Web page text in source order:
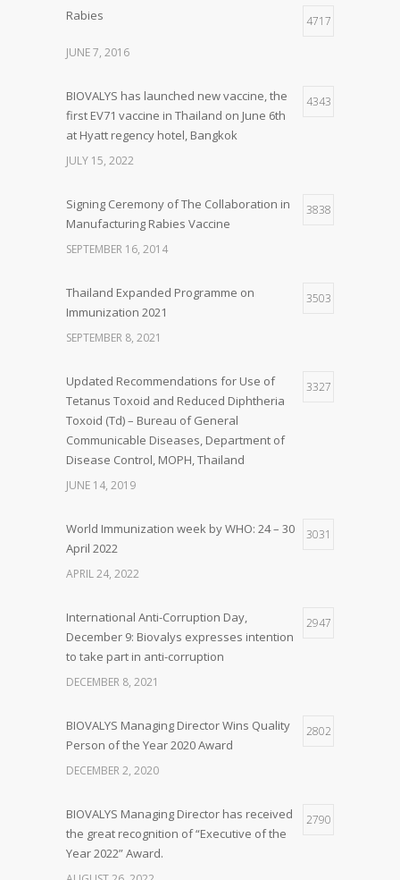
Rabies 4717
JUNE 7, 2016
BIOVALYS has launched new vaccine, the
first EV71 vaccine in Thailand on June 6th
at Hyatt regency hotel, Bangkok
4343
JULY 15, 2022
Signing Ceremony of The Collaboration in
Manufacturing Rabies Vaccine
3838
SEPTEMBER 16, 2014
Thailand Expanded Programme on
Immunization 2021
3503
SEPTEMBER 8, 2021
Updated Recommendations for Use of
Tetanus Toxoid and Reduced Diphtheria
Toxoid (Td) – Bureau of General
Communicable Diseases, Department of
Disease Control, MOPH, Thailand
3327
JUNE 14, 2019
World Immunization week by WHO: 24 – 30
April 2022
3031
APRIL 24, 2022
International Anti-Corruption Day,
December 9: Biovalys expresses intention
to take part in anti-corruption
2947
DECEMBER 8, 2021
BIOVALYS Managing Director Wins Quality
Person of the Year 2020 Award
2802
DECEMBER 2, 2020
BIOVALYS Managing Director has received
the great recognition of “Executive of the
Year 2022” Award.
2790